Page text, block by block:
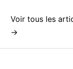
Voir tous les
→